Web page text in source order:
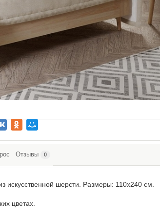
Отзывы 0
шерсти. Размеры: 110х240 см.
цветах.